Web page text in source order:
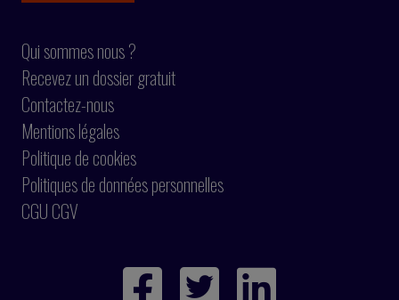
Qui sommes nous ?
Recevez un dossier gratuit
Contactez-nous
Mentions légales
Politique de cookies
Politiques de données personnelles
CGU CGV